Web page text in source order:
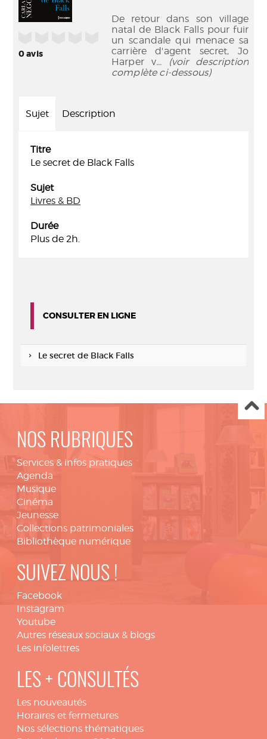
0avis
De retour dans son village
natal de Black Falls pour fuir
un scandale qui menace sa
carrière d'agent secret, Jo
Harper v... (voir description
complète ci-dessous)
Sujet Description
Titre
Le secret de Black Falls
Sujet
Livres & BD
Durée
Plus de 2h.
CONSULTER EN LIGNE
Le secret de Black Falls
NOS RUBRIQUES
Services & infos pratiques
Agenda
Musique
Cinéma
Jeunesse
Collections patrimoniales
Bibliothèque numérique
SUIVEZ NOUS !
Facebook
Instagram
Youtube
Autres réseaux sociaux & blogs
Les infolettres
LES + CONSULTÉS
Les nouveautés
Horaires et fermetures
Nos sélections thématiques